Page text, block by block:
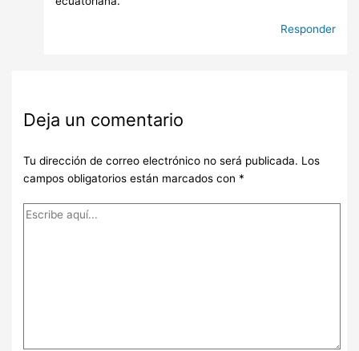
Responder
Deja un comentario
Tu dirección de correo electrónico no será publicada. Los
campos obligatorios están marcados con *
Escribe